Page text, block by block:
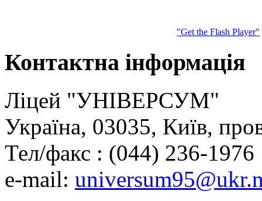
"Get the Flash Player"
Контактна інформація
Ліцей "УНІВЕРСУМ"
Україна, 03035, Київ,
Тел/факс : (044) 236-1976
e-mail: